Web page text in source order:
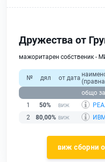
Дружества от
мажоритарен собственик
№ дял от дата
общо
1
50%
2
80,00%
виж сборни